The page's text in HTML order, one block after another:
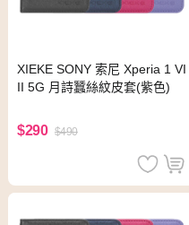
XIEKE SONY 索尼 Xperia 1 VI
II 5G 月詩蠶絲紋皮套(紫色)
$290 $490